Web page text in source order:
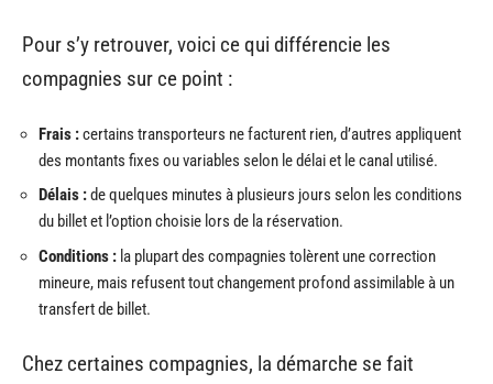
Pour s’y retrouver, voici ce qui différencie les
compagnies sur ce point :
Frais :certains transporteurs ne facturent rien, d’autres appliquent
des montants fixes ou variables selon le délai et le canal utilisé.
Délais :de quelques minutes à plusieurs jours selon les conditions
du billet et l’option choisie lors de la réservation.
Conditions : la plupart des compagnies tolèrent une correction
mineure, mais refusent tout changement profond assimilable à un
transfert de billet.
Chez certaines compagnies, la démarche se fait